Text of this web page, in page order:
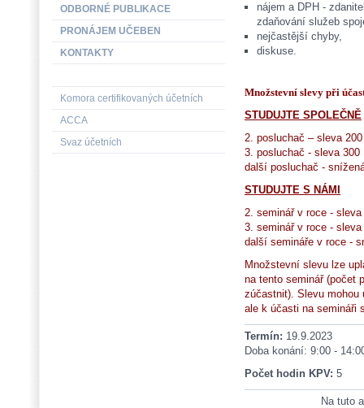
nájem a DPH -
zdaňování služeb
nejčastější chyby,
diskuse.
Množstevní slevy při
STUDUJTE SPOLEČNĚ
2. posluchač – sleva
3. posluchač - sleva 300
další posluchač -
STUDUJTE S NÁMI
2. seminář v roce -
3. seminář v roce -
další semináře v roce -
Množstevní slevu lze
na tento seminář (počet
zúčastnit). Slevu
ale k účasti na semináři
Termín: 19.9.2023
Doba konání: 9:00 -
Počet hodin KPV: 5
Na tuto
ODBORNÉ PUBLIKACE
PRONÁJEM UČEBEN
KONTAKTY
Komora certifikovaných účetních
ACCA
Svaz účetních